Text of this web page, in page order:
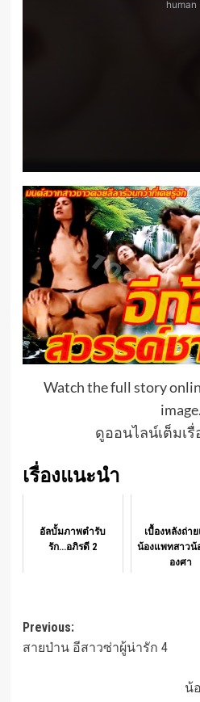
Watch the full story
image.
ดูออนไลน์เต็มเ
เรื่องแนะนำ
อัลบั้มภาพตำรับ
รัก...อภิรดี 2
เบื้องหลังถ่า
น้องแพทสาวน้
องศา
Post
navigation
Previous:
สายป่าน อีสาวซ่าผู้น่ารัก 4
น้